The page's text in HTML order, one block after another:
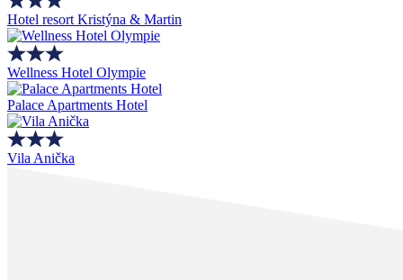
Hotel resort Kristýna & Martin
Wellness Hotel Olympie
Palace Apartments Hotel
Vila Anička